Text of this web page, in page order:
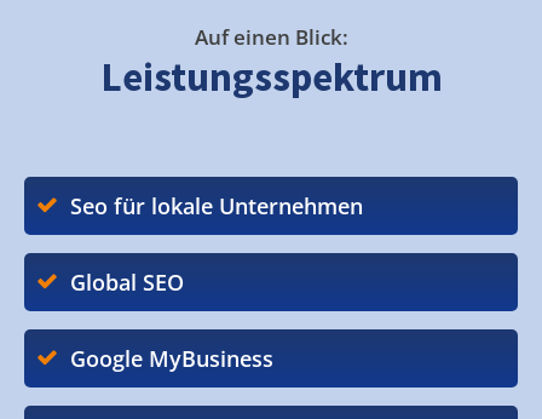
Auf einen Blick:
Leistungsspektrum
Seo für lokale Unternehmen
Global SEO
Google MyBusiness